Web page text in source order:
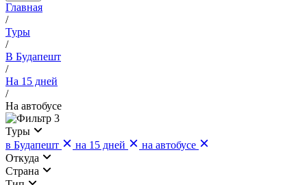
Главная
/
Туры
/
В Будапешт
/
На 15 дней
/
На автобусе
3
Туры
в Будапешт
на 15 дней
на автобусе
Откуда
Страна